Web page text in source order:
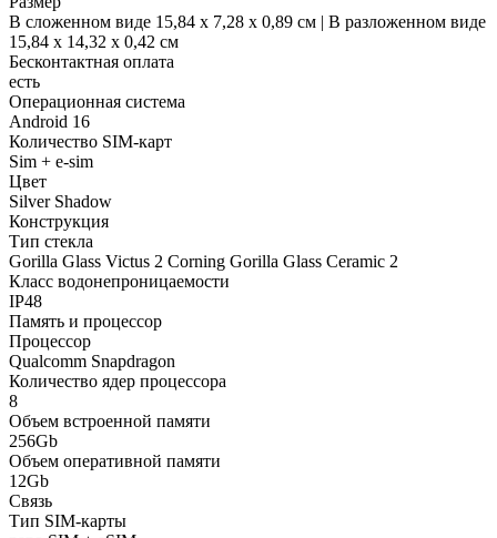
В сложенном виде 15,84 x 7,28 x 0,89 см | В разложенном виде
15,84 x 14,32 x 0,42 см
Бесконтактная оплата
есть
Операционная система
Android 16
Количество SIM-карт
Sim + e-sim
Цвет
Silver Shadow
Конструкция
Тип стекла
Gorilla Glass Victus 2 Corning Gorilla Glass Ceramic 2
Класс водонепроницаемости
IP48
Память и процессор
Процессор
Qualcomm Snapdragon
Количество ядер процессора
8
Объем встроенной памяти
256Gb
Объем оперативной памяти
12Gb
Связь
Тип SIM-карты